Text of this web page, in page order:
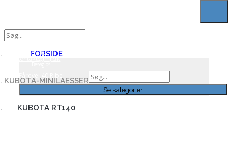
Ring til os30 71
Skriv til
kontakt@jmj.dk
Search
for:
FORSIDE
KUBOTA-MINILAESSER
KUBOTA RT140
Se kategorier
Search
for: